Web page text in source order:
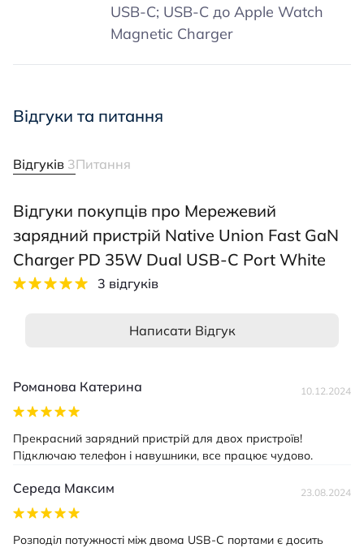
USB-C; USB-C до Apple Watch
Magnetic Charger
Відгуки та питання
Відгуків 3Питання
Відгуки покупців про Мережевий
зарядний пристрій Native Union Fast GaN
Charger PD 35W Dual USB-C Port White
3 відгуків
Написати Відгук
Романова Катерина 10.12.2024
Прекрасний зарядний пристрій для двох пристроїв!
Підключаю телефон і навушники, все працює чудово.
Середа Максим 23.08.2024
Розподіл потужності між двома USB-C портами є досить